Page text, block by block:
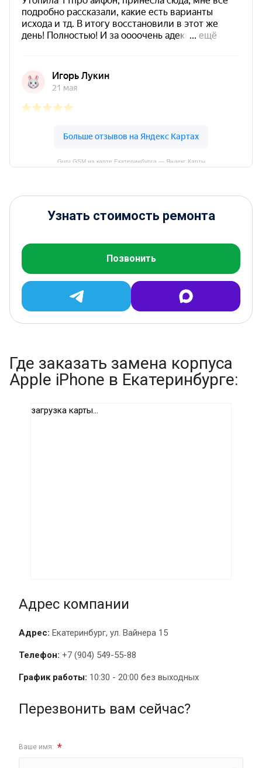
Guru GSM на карте Екатеринбурга — Яндекс Карты
Узнать стоимость ремонта
Позвонить
Где заказать замена корпуса
Apple iPhone в Екатеринбурге:
загрузка карты...
Адрес компании
Адрес: Екатеринбург, ул. Вайнера 15
Телефон: +7 (904) 549-55-88
График работы: 10:30 - 20:00 без выходных
Перезвонить вам сейчас?
Ваше имя: *